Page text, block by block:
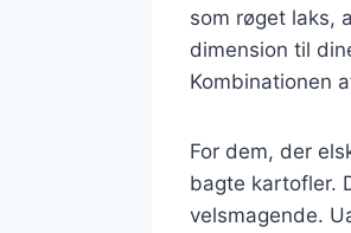
som røget laks,
dimension til
Kombinationen
For dem, der
bagte kartofler.
velsmagende.